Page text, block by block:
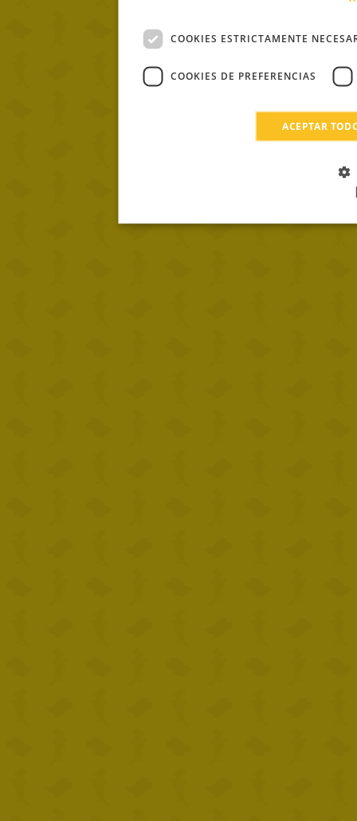
COOKIES ESTRICTAMENTE
COOKIES DE PREFERENCIAS
ACEPTAR